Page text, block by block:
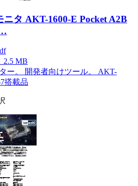
ニタ AKT-1600-E Pocket A2B
2.5 MB
ー。 開発者向けツール。 AKT-
搭載品